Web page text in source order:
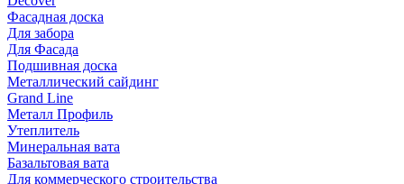
Фасадная доска
Для забора
Для Фасада
Подшивная доска
Металлический сайдинг
Grand Line
Металл Профиль
Утеплитель
Минеральная вата
Базальтовая вата
Для коммерческого строительства